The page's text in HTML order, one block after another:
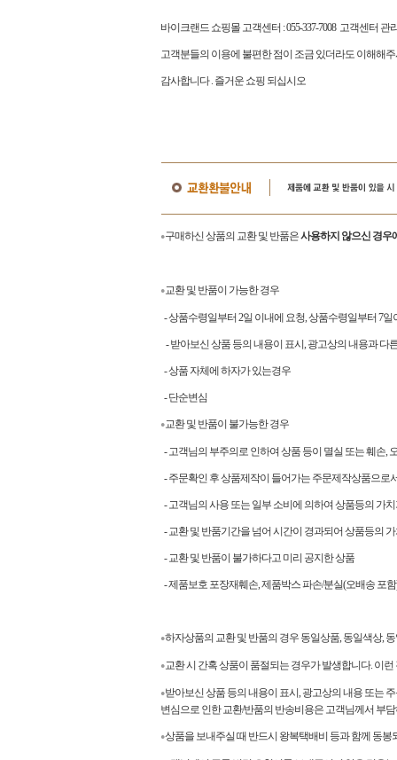
바이크랜드 쇼핑몰 고객센터 : 055-337-7008 고객센터 관
고객분들의 이용에 불편한 점이 조금 있더라도 이해해
감사합니다. 즐거운 쇼핑 되십시오
●구매하신 상품의 교환 및 반품은사용하지 않으신 경우
●교환 및 반품이 가능한 경우
- 상품수령일부터 2일 이내에 요청, 상품수령일부터 7
- 받아보신 상품 등의 내용이 표시, 광고상의 내용과 다
- 상품 자체에 하자가 있는경우
- 단순변심
●교환 및 반품이 불가능한 경우
- 고객님의 부주의로 인하여 상품 등이 멸실 또는 훼손,
- 주문확인 후 상품제작이 들어가는 주문제작상품으로
- 고객님의 사용 또는 일부 소비에 의하여 상품등의 가
- 교환 및 반품기간을 넘어 시간이 경과되어 상품등의
- 교환 및 반품이 불가하다고 미리 공지한 상품
- 제품보호 포장재훼손, 제품박스 파손/분실(오배송 포
●하자상품의 교환 및 반품의 경우 동일상품, 동일색상,
●교환 시 간혹 상품이 품절되는 경우가 발생합니다. 이
●받아보신 상품 등의 내용이 표시, 광고상의 내용 또는
변심으로 인한 교환/반품의 반송비용은 고객님께서 부
●상품을 보내주실 때 반드시 왕복택배비 등과 함께 동